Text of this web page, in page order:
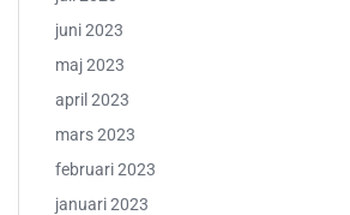
juni 2023
maj 2023
april 2023
mars 2023
februari 2023
januari 2023